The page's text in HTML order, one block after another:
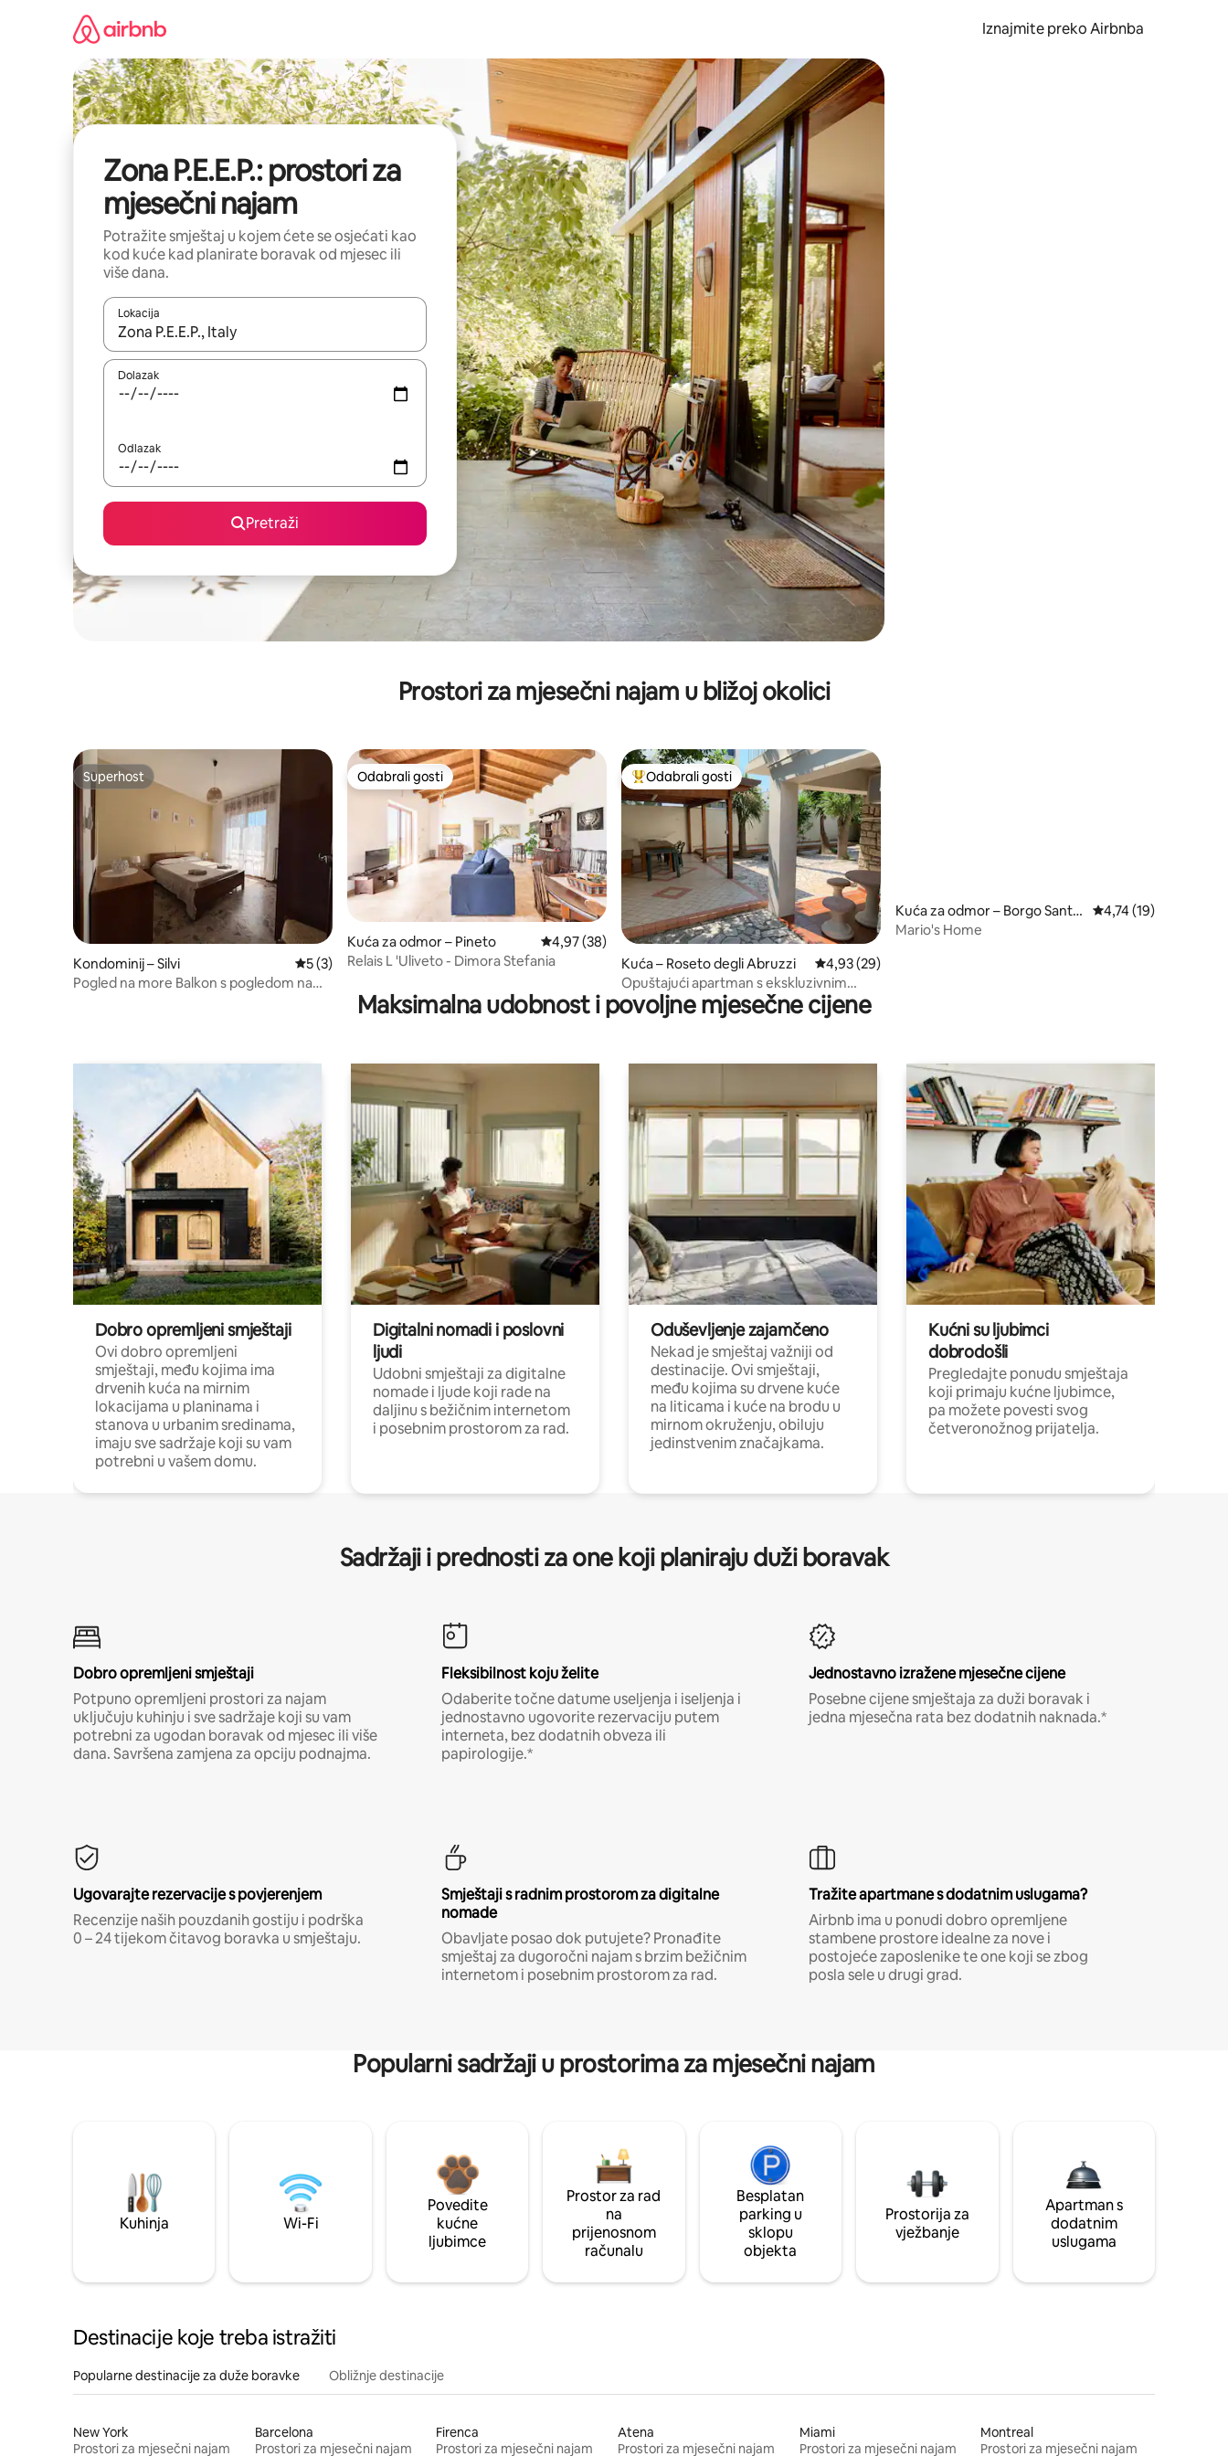
Iznajmite preko Airbnba
Zona P.E.E.P.: prostori za
mjesečni najam
Potražite smještaj u kojem ćete se osjećati kao
kod kuće kad planirate boravak od mjesec ili
više dana.
Lokacija
Kada budu dostupni rezultati, moći ćete ih pregledati koristeći se strelicama prema gore i prema dolje, kao i dodirom ili prelaskom prstom po zaslonu.
Dolazak
Odlazak
Pretraži
Prostori za mjesečni najam u bližoj okolici
Superhost
Superhost
Kondominij – Silvi Prosječna ocjena: 5/5, recenzija: 3
5 (3)
Pogled na more Balkon s pogledom na
Odabrali gosti
Odabrali gosti
Kuća za odmor – Pineto Prosječna ocjena: 4,97/5, recenzija: 38
4,97 (38)
Relais L 'Uliveto - Dimora Stefania
Među najviše rangiranima s oznakom „Odabrali gosti”
Odabrali gosti
Kuća – Roseto degli Abruzzi Prosječna ocjena: 4,93/5, recenzija: 29
4,93 (29)
Opuštajući apartman s ekskluzivnim
vrtom
Kuća za odmor – Borgo Santa
Maria Immacolata
Prosječna ocjena:
4,74 (19)
Mario's Home
Maksimalna udobnost i povoljne mjesečne cijene
Dobro opremljeni smještaji
Ovi dobro opremljeni
smještaji, među kojima ima
drvenih kuća na mirnim
lokacijama u planinama i
stanova u urbanim sredinama,
imaju sve sadržaje koji su vam
potrebni u vašem domu.
Digitalni nomadi i poslovni
ljudi
Udobni smještaji za digitalne
nomade i ljude koji rade na
daljinu s bežičnim internetom
i posebnim prostorom za rad.
Oduševljenje zajamčeno
Nekad je smještaj važniji od
destinacije. Ovi smještaji,
među kojima su drvene kuće
na liticama i kuće na brodu u
mirnom okruženju, obiluju
jedinstvenim značajkama.
Kućni su ljubimci
dobrodošli
Pregledajte ponudu smještaja
koji primaju kućne ljubimce,
pa možete povesti svog
četveronožnog prijatelja.
Sadržaji i prednosti za one koji planiraju duži boravak
Dobro opremljeni smještaji
Potpuno opremljeni prostori za najam
uključuju kuhinju i sve sadržaje koji su vam
potrebni za ugodan boravak od mjesec ili više
dana. Savršena zamjena za opciju podnajma.
Fleksibilnost koju želite
Odaberite točne datume useljenja i iseljenja i
jednostavno ugovorite rezervaciju putem
interneta, bez dodatnih obveza ili
papirologije.*
Jednostavno izražene mjesečne cijene
Posebne cijene smještaja za duži boravak i
jedna mjesečna rata bez dodatnih naknada.*
Ugovarajte rezervacije s povjerenjem
Recenzije naših pouzdanih gostiju i podrška
0 – 24 tijekom čitavog boravka u smještaju.
Smještaji s radnim prostorom za digitalne
nomade
Obavljate posao dok putujete? Pronađite
smještaj za dugoročni najam s brzim bežičnim
internetom i posebnim prostorom za rad.
Tražite apartmane s dodatnim uslugama?
Airbnb ima u ponudi dobro opremljene
stambene prostore idealne za nove i
postojeće zaposlenike te one koji se zbog
posla sele u drugi grad.
Popularni sadržaji u prostorima za mjesečni najam
Kuhinja Wi-Fi
Povedite
kućne
ljubimce
Prostor za rad
na
prijenosnom
računalu
Besplatan
parking u
sklopu
objekta
Prostorija za
vježbanje
Apartman s
dodatnim
uslugama
Destinacije koje treba istražiti
Popularne destinacije za duže boravke Obližnje destinacije
New York
Prostori za mjesečni najam
Barcelona
Prostori za mjesečni najam
Firenca
Prostori za mjesečni najam
Atena
Prostori za mjesečni najam
Miami
Prostori za mjesečni najam
Montreal
Prostori za mjesečni najam